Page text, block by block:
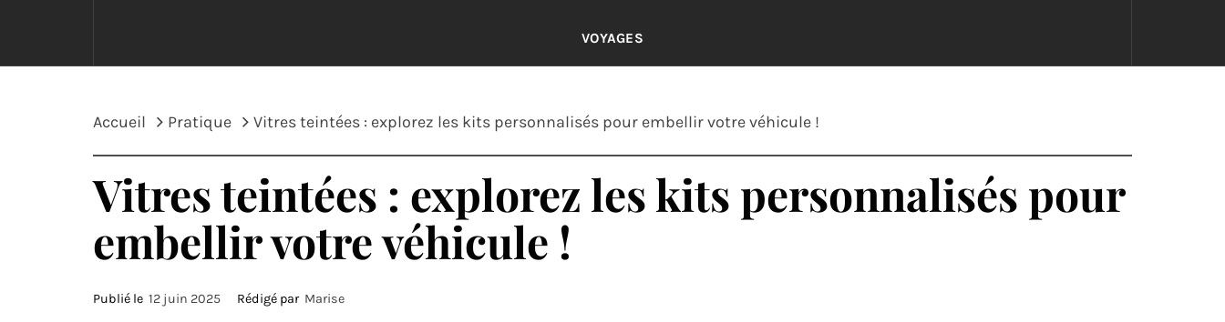
VOYAGES
Accueil Pratique Vitres teintées : explorez les kits personnalisés pour embellir votre véhicule !
Vitres teintées : explorez les kits personnalisés pour
embellir votre véhicule !
Publié le 12 juin 2025 Rédigé par Marise